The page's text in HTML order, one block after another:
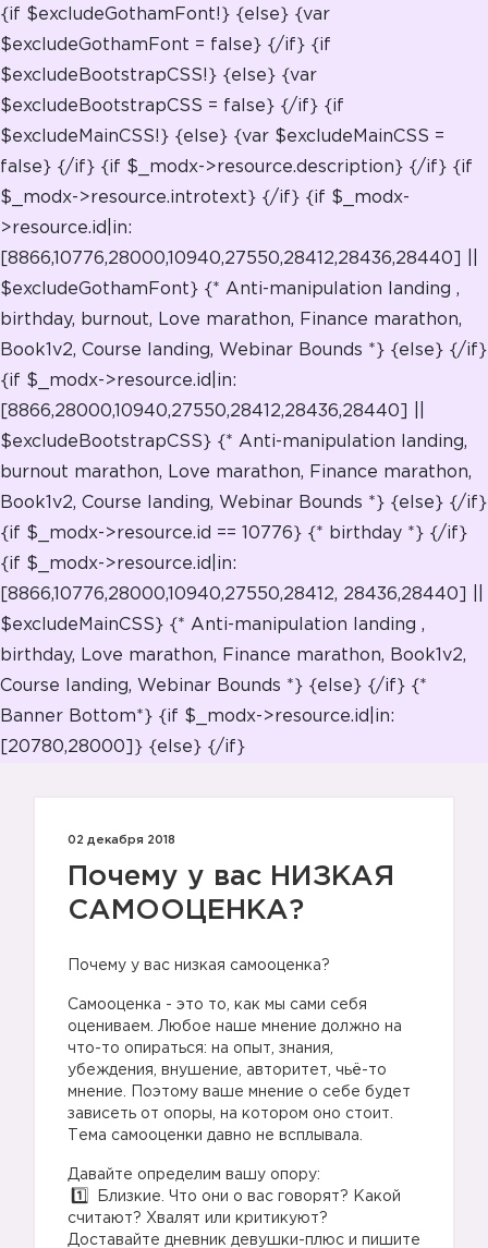
{if $excludeGothamFont!} {else} {var
$excludeGothamFont = false} {/if} {if
$excludeBootstrapCSS!} {else} {var
$excludeBootstrapCSS = false} {/if} {if
$excludeMainCSS!} {else} {var $excludeMainCSS =
false} {/if} {if $_modx->resource.description} {/if} {if
$_modx->resource.introtext} {/if} {if $_modx-
>resource.id|in:
[8866,10776,28000,10940,27550,28412,28436,28440] ||
$excludeGothamFont} {* Anti-manipulation landing ,
birthday, burnout, Love marathon, Finance marathon,
Book1v2, Course landing, Webinar Bounds *} {else} {/if}
{if $_modx->resource.id|in:
[8866,28000,10940,27550,28412,28436,28440] ||
$excludeBootstrapCSS} {* Anti-manipulation landing,
burnout marathon, Love marathon, Finance marathon,
Book1v2, Course landing, Webinar Bounds *} {else} {/if}
{if $_modx->resource.id == 10776} {* birthday *} {/if}
{if $_modx->resource.id|in:
[8866,10776,28000,10940,27550,28412, 28436,28440] ||
$excludeMainCSS} {* Anti-manipulation landing ,
birthday, Love marathon, Finance marathon, Book1v2,
Course landing, Webinar Bounds *} {else} {/if} {*
Banner Bottom*} {if $_modx->resource.id|in:
[20780,28000]} {else} {/if}
02 декабря 2018
Почему у вас НИЗКАЯ
САМООЦЕНКА?
Почему у вас низкая самооценка?
Самооценка - это то, как мы сами себя
оцениваем. Любое наше мнение должно на
что-то опираться: на опыт, знания,
убеждения, внушение, авторитет, чьё-то
мнение. Поэтому ваше мнение о себе будет
зависеть от опоры, на котором оно стоит.
Тема самооценки давно не всплывала.
Давайте определим вашу опору:
Близкие. Что они о вас говорят? Какой
считают? Хвалят или критикуют?
Доставайте дневник девушки-плюс и пишите